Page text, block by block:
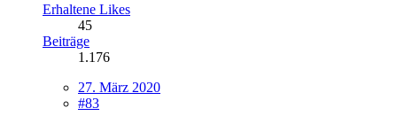
Erhaltene Likes
45
Beiträge
1.176
27. März 2020
#83